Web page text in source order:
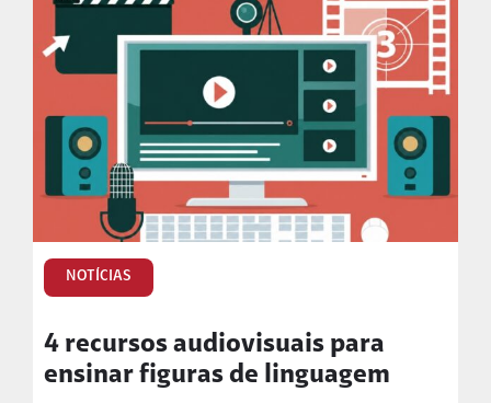
NOTÍCIAS
4 recursos audiovisuais para
ensinar figuras de linguagem